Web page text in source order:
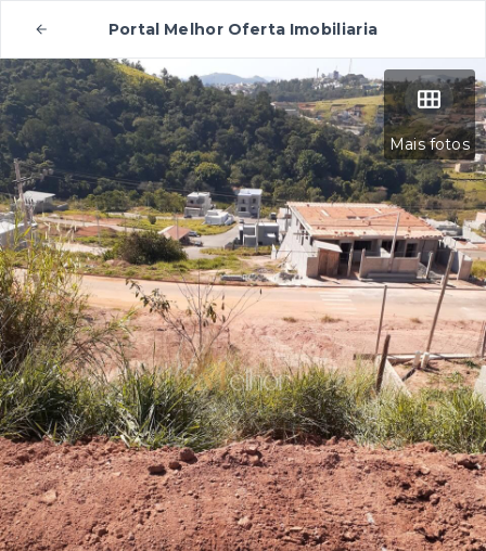
Portal Melhor Oferta Imobiliaria
Mais fotos